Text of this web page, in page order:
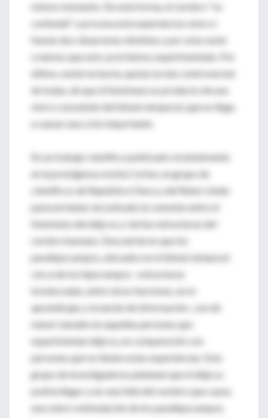
mismo momento. De esta forma, el cerebro "se
confunde" y procesa esta experiencia como si
fuesen dos situaciones distintas y por esta razón
creemos que esto ya lo hemos experimentado. Por
último, existe la teoría, quizás la más controversial
de todas, de que el fenómeno es producto de una
micro convulsión del lóbulo temporal, que no llega
a causar una crisis importante.
En un trabajo científico publicado recientemente
en la prestigiosa revista Cortex, un grupo de
científicos de República Checa y del Reino Unido
parecen haber encontrado la conexión entre el
fenómeno del déjà vu y ciertas estructuras del
cerebro humano. Descubrieron que los
parahipocampos, ubicados en el lóbulo temporal
cerca de los hipocampos –estructuras
involucradas, entre otras funciones, en el
aprendizaje y recuerdo de información-, son de
menor tamaño en aquellas personas que
experimentan déjà vu, en comparación con
personas que no tienen estas experiencias. Este
grupo de investigadores plantean que el déjà vu
podría llegar a ser una falla del cerebro que causa
una sobre-estimulación de los parahipocampos.